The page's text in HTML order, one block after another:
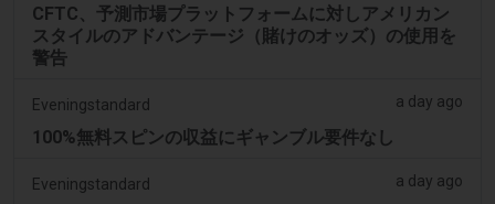
CFTC、予測市場プラットフォームに対しアメリカン
スタイルのアドバンテージ（賭けのオッズ）の使用を
警告
Eveningstandard a day ago
100%無料スピンの収益にギャンブル要件なし
Eveningstandard a day ago